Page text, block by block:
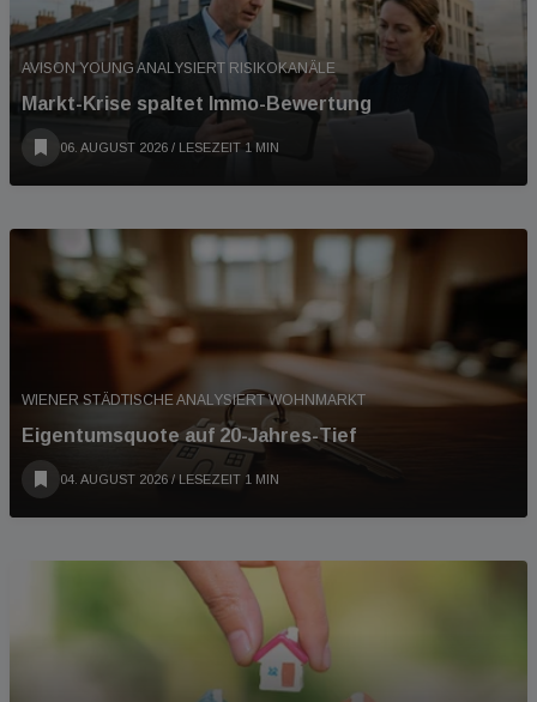
AVISON YOUNG ANALYSIERT RISIKOKANÄLE
Markt-Krise spaltet Immo-Bewertung
06. AUGUST 2026 / LESEZEIT 1 MIN
WIENER STÄDTISCHE ANALYSIERT WOHNMARKT
Eigentumsquote auf 20-Jahres-Tief
04. AUGUST 2026 / LESEZEIT 1 MIN